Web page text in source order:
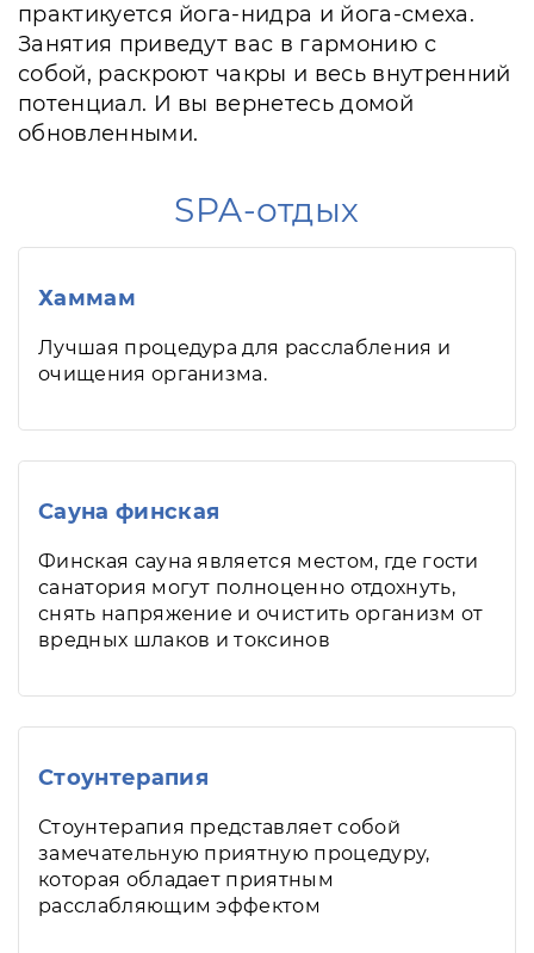
практикуется йога-нидра и йога-смеха.
Занятия приведут вас в гармонию с
собой, раскроют чакры и весь внутренний
потенциал. И вы вернетесь домой
обновленными.
SPA-отдых
Хаммам
Лучшая процедура для расслабления и
очищения организма.
Сауна финская
Финская сауна является местом, где гости
санатория могут полноценно отдохнуть,
снять напряжение и очистить организм от
вредных шлаков и токсинов
Стоунтерапия
Стоунтерапия представляет собой
замечательную приятную процедуру,
которая обладает приятным
расслабляющим эффектом